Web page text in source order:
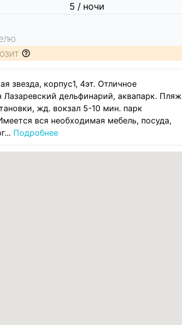
5 / ночи
звезда, корпус1, 4эт. Отличное
дельфинарий, аквапарк. Пляж
жд. вокзал 5-10 мин. парк
вся необходимая мебель, посуда,
Подробнее